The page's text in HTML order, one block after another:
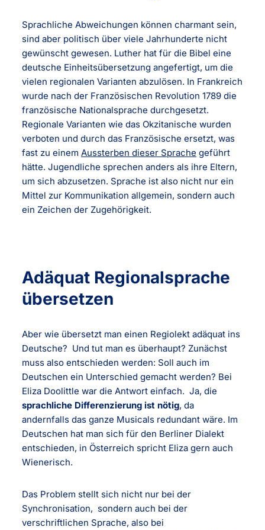
Sprachliche Abweichungen können charmant sein,
sind aber politisch über viele Jahrhunderte nicht
gewünscht gewesen. Luther hat für die Bibel eine
deutsche Einheitsübersetzung angefertigt, um die
vielen regionalen Varianten abzulösen. In Frankreich
wurde nach der Französischen Revolution 1789 die
französische Nationalsprache durchgesetzt.
Regionale Varianten wie das Okzitanische wurden
verboten und durch das Französische ersetzt, was
fast zu einemAussterben dieser Sprache geführt
hätte. Jugendliche sprechen anders als ihre Eltern,
um sich abzusetzen. Sprache ist also nicht nur ein
Mittel zur Kommunikation allgemein, sondern auch
ein Zeichen der Zugehörigkeit.
Adäquat Regionalsprache
übersetzen
Aber wie übersetzt man einen Regiolekt adäquat ins
Deutsche? Und tut man es überhaupt? Zunächst
muss also entschieden werden: Soll auch im
Deutschen ein Unterschied gemacht werden? Bei
Eliza Doolittle war die Antwort einfach. Ja, die
sprachliche Differenzierung ist nötig, da
andernfalls das ganze Musicals redundant wäre. Im
Deutschen hat man sich für den Berliner Dialekt
entschieden, in Österreich spricht Eliza gern auch
Wienerisch.
Das Problem stellt sich nicht nur bei der
Synchronisation, sondern auch bei der
verschriftlichen Sprache, also bei